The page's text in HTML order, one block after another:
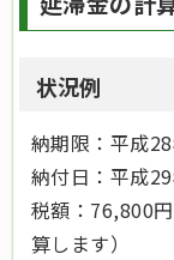
状況例
納期限：平成
納付日：平成
税額：76,800
算します）